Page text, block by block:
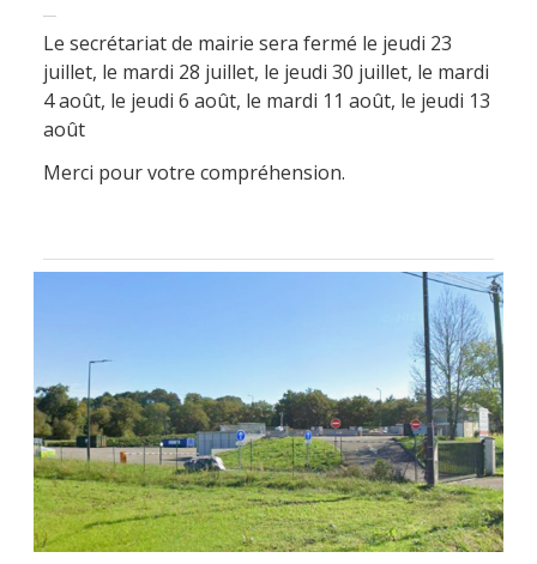
Le secrétariat de mairie sera fermé le jeudi 23
juillet, le mardi 28 juillet, le jeudi 30 juillet, le mardi
4 août, le jeudi 6 août, le mardi 11 août, le jeudi 13
août
Merci pour votre compréhension.